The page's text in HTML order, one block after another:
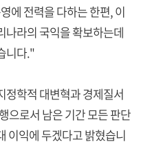
에 전력을 다하는 한편, 이
나라의 국익을 확보하는데
니다."
정학적 대변혁과 경제질서
으로서 남은 기간 모든 판단
이익에 두겠다고 밝혔습니